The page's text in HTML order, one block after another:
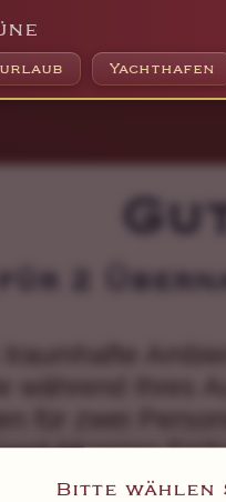
Yachthafen
Bitte wählen
für 2
während Ihres
für zwei
Morning-
SPA und